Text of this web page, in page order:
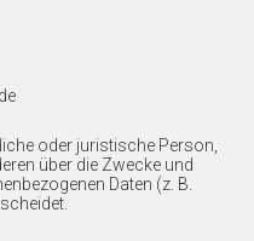
oder juristische Person,
über die Zwecke und
Daten (z. B.